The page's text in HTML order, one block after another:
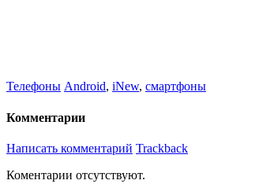
Телефоны Android, iNew, смартфоны
Комментарии
Написать комментарий Trackback
Коментарии отсутствуют.